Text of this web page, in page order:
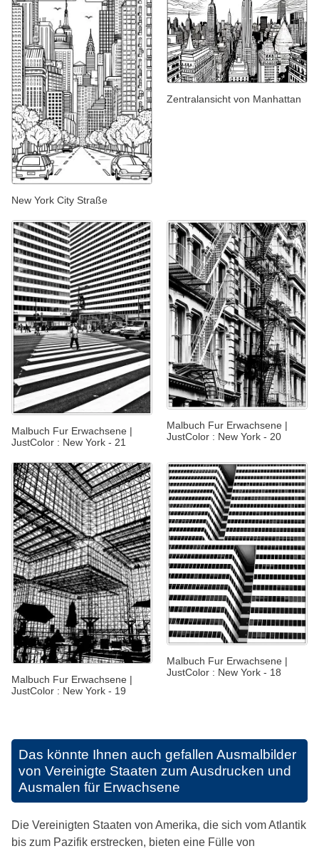
New York City Straße
Zentralansicht von Manhattan
Malbuch Fur Erwachsene |
JustColor : New York - 21
Malbuch Fur Erwachsene |
JustColor : New York - 20
Malbuch Fur Erwachsene |
JustColor : New York - 19
Malbuch Fur Erwachsene |
JustColor : New York - 18
Das könnte Ihnen auch gefallen Ausmalbilder
von Vereinigte Staaten zum Ausdrucken und
Ausmalen für Erwachsene
Die Vereinigten Staaten von Amerika, die sich vom Atlantik
bis zum Pazifik erstrecken, bieten eine Fülle von